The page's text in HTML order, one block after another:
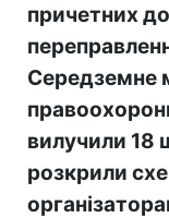
причетних
Середземне
вилучили 18
розкрили